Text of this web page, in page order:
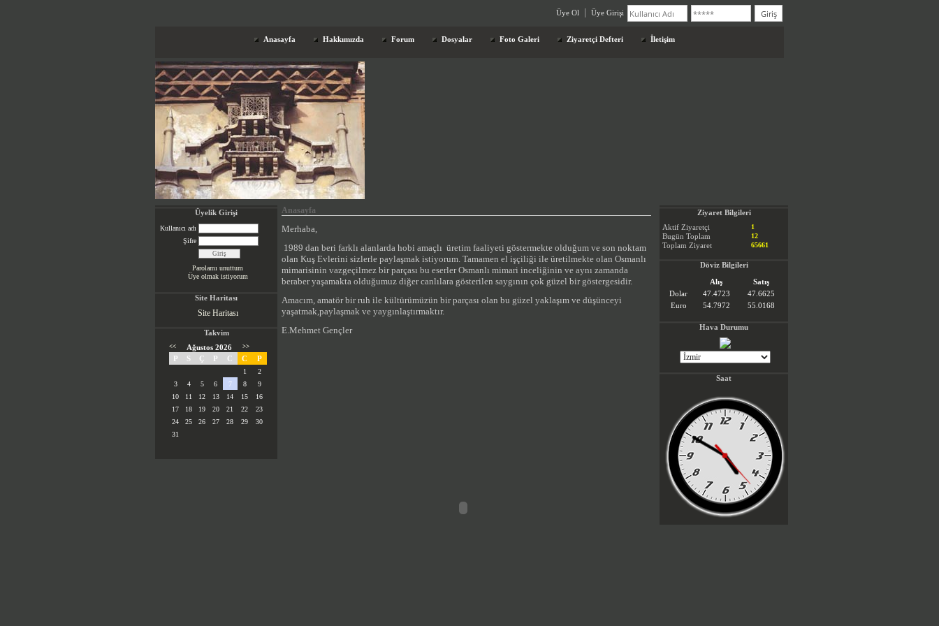
Üye Ol Üye Girişi
Anasayfa Hakkımızda Forum Dosyalar Foto Galeri Ziyaretçi Defteri İletişim
Üyelik Girişi
Kullanıcı adı
Şifre
Parolamı unuttum
Üye olmak istiyorum
Site Haritası
Site Haritası
Takvim
<< Ağustos 2026 >>
P S Ç P C C P
1
2
3
4 5 6 7 8
9
10
11 12 13 14 15
16
17
18 19 20 21 22
23
24
25 26 27 28 29
30
31
Anasayfa
Merhaba,
1989 dan beri farklı alanlarda hobi amaçlı üretim faaliyeti göstermekte olduğum ve son noktam
olan Kuş Evlerini sizlerle paylaşmak istiyorum. Tamamen el işçiliği ile üretilmekte olan Osmanlı
mimarisinin vazgeçilmez bir parçası bu eserler Osmanlı mimari inceliğinin ve aynı zamanda
beraber yaşamakta olduğumuz diğer canlılara gösterilen saygının çok güzel bir göstergesidir.
Amacım, amatör bir ruh ile kültürümüzün bir parçası olan bu güzel yaklaşım ve düşünceyi
yaşatmak,paylaşmak ve yaygınlaştırmaktır.
E.Mehmet Gençler
Ziyaret Bilgileri
Aktif Ziyaretçi
1
Bugün Toplam 12
Toplam Ziyaret 65661
Döviz Bilgileri
Alış
Satış
Dolar
47.4723
47.6625
Euro
54.7972 55.0168
Hava Durumu
Saat